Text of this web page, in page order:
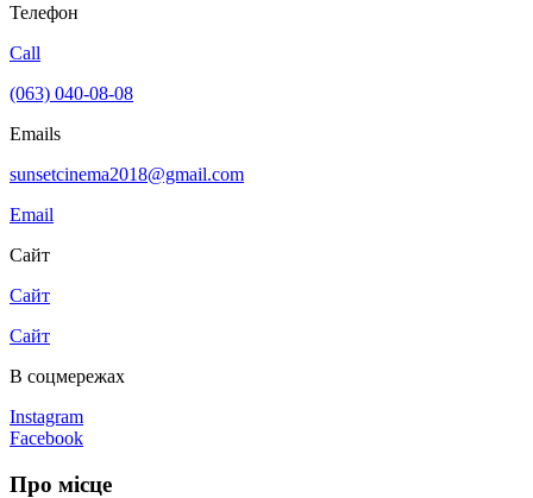
Телефон
Call
(063) 040-08-08
Emails
sunsetcinema2018@gmail.com
Email
Сайт
Сайт
Сайт
В соцмережах
Instagram
Facebook
Про місце